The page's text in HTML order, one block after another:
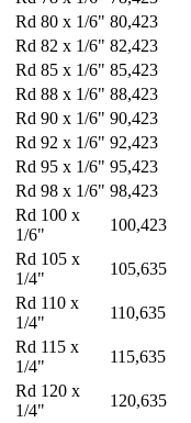
Rd 80 x 1/6" 80,423
Rd 82 x 1/6" 82,423
Rd 85 x 1/6" 85,423
Rd 88 x 1/6" 88,423
Rd 90 x 1/6" 90,423
Rd 92 x 1/6" 92,423
Rd 95 x 1/6" 95,423
Rd 98 x 1/6" 98,423
Rd 100 x
1/6"
100,423
Rd 105 x
1/4"
105,635
Rd 110 x
1/4"
110,635
Rd 115 x
1/4"
115,635
Rd 120 x
1/4"
120,635